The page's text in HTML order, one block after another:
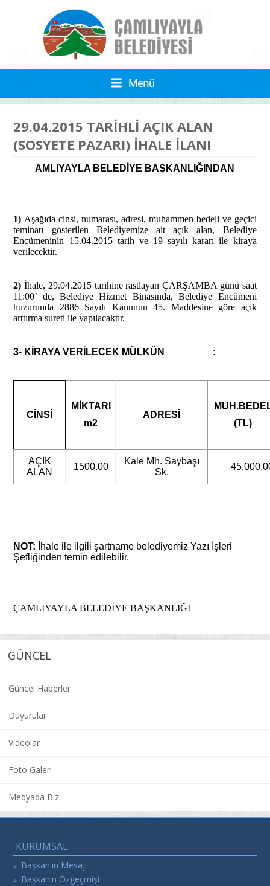
29.04.2015 TARİHLİ AÇIK ALAN
(SOSYETE PAZARI) İHALE İLANI
AMLIYAYLA BELEDİYE BAŞKANLIĞINDAN
1) Aşağıda cinsi, numarası, adresi, muhammen bedeli ve geçici
teminatı gösterilen Belediyemize ait açık alan, Belediye
Encümeninin 15.04.2015 tarih ve 19 sayılı kararı ile kiraya
verilecektir.
2)İhale, 29.04.2015 tarihine rastlayan ÇARŞAMBA günü saat
11:00’ de, Belediye Hizmet Binasında, Belediye Encümeni
huzurunda 2886 Sayılı Kanunun 45. Maddesine göre açık
arttırma sureti ile yapılacaktır.
3- KİRAYA VERİLECEK MÜLKÜN :
CİNSİ
MİKTARI
m2
ADRESİ
(TL)
AÇIK
ALAN
1500.00
Kale Mh. Saybaşı
Sk.
NOT: İhale ile ilgili şartname belediyemiz Yazı İşleri
Şefliğinden temin edilebilir.
ÇAMLIYAYLA BELEDİYE BAŞKANLIĞI
GÜNCEL
Güncel Haberler
Duyurular
Videolar
Foto Galeri
Medyada Biz
KURUMSAL
» Başkan'ın Mesajı
» Başkanın Özgeçmişi